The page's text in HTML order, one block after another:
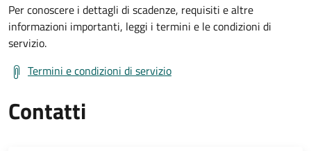
Per conoscere i dettagli di scadenze, requisiti e altre
informazioni importanti, leggi i termini e le condizioni di
servizio.
Termini e condizioni di servizio
Contatti